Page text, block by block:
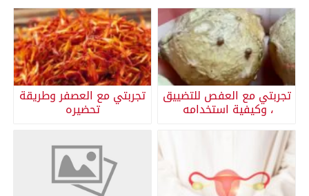
تجربتي مع العفص للتضييق
، وكيفية استخدامه
تجربتي مع العصفر وطريقة
تحضيره